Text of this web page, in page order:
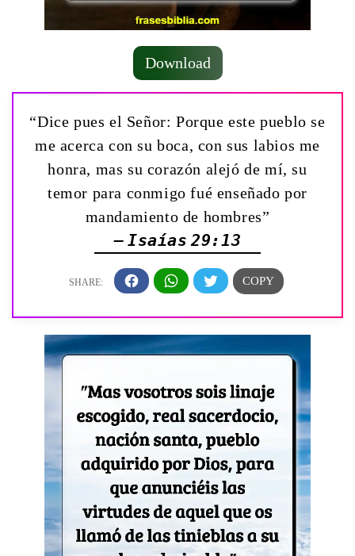
Download
“Dice pues el Señor: Porque este pueblo se
me acerca con su boca, con sus labios me
honra, mas su corazón alejó de mí, su
temor para conmigo fué enseñado por
mandamiento de hombres”
— Isaías 29:13